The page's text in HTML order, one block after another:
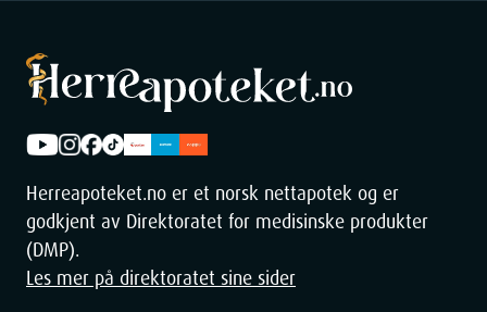
Herreapoteket.no er et norsk nettapotek og er
godkjent av Direktoratet for medisinske produkter
(DMP).
Les mer på direktoratet sine sider